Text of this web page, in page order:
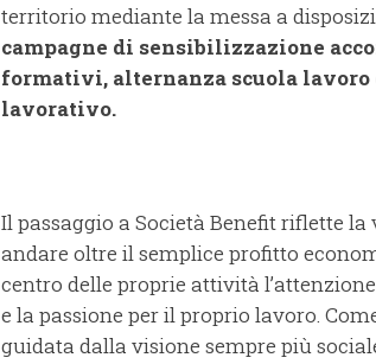
territorio mediante la messa a
campagne di sensibilizzazione
formativi, alternanza scuola
lavorativo.
Il passaggio a Società Benefit riflette
andare oltre il semplice profitto
centro delle proprie attività
e la passione per il proprio lavoro.
guidata dalla visione sempre più